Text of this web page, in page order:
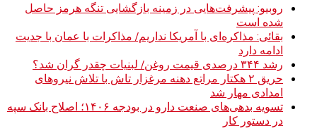
روبیو: پیشرفت‌هایی در زمینه بازگشایی تنگه هرمز حاصل
شده است
بقائی: مذاکره‌ای با آمریکا نداریم/ مذاکرات با عمان با جدیت
ادامه دارد
رشد ۳۴۴ درصدی قیمت روغن/ لبنیات چقدر گران شد؟
حریق ۲ هکتار مراتع دهنه مرغزار تاش با تلاش نیروهای
امدادی مهار شد
تسویه بدهی‌های صنعت دارو در بودجه ۱۴۰۶؛ اصلاح بانک سپه
در دستور کار